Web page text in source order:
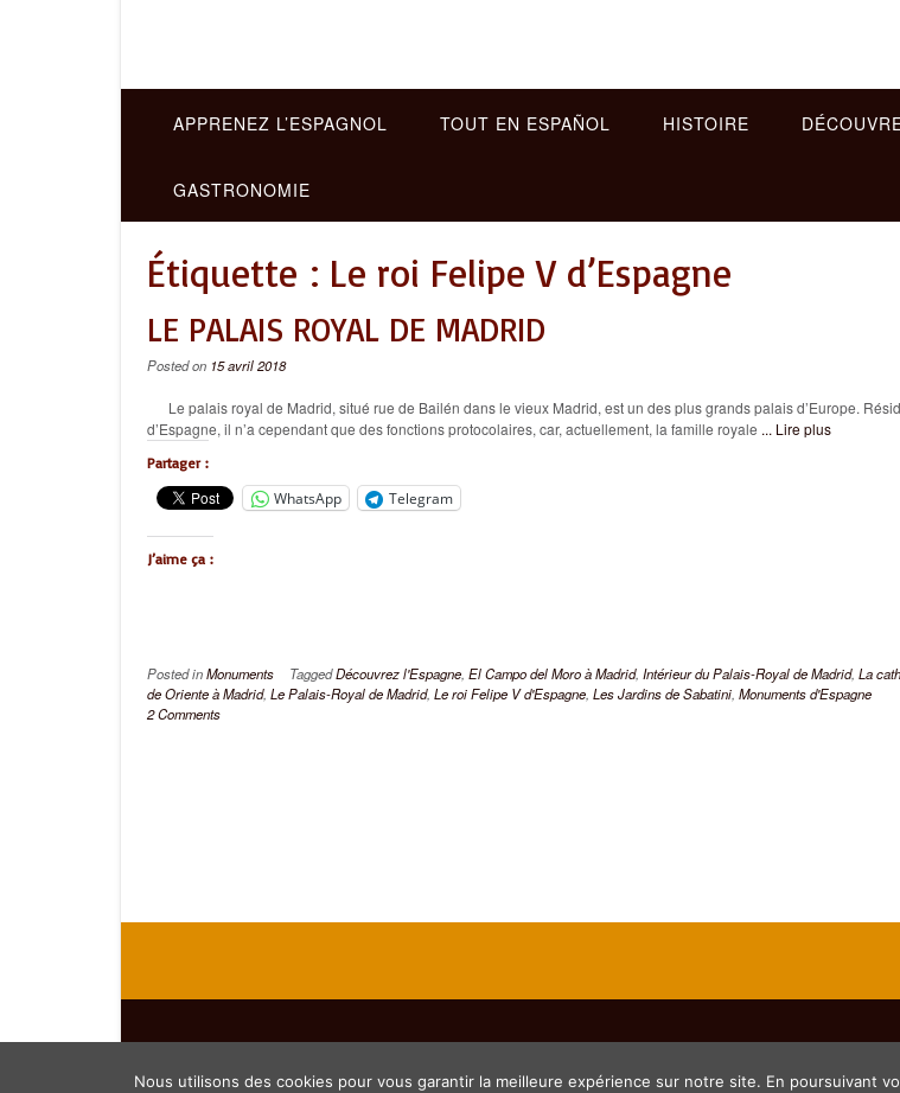
APPRENEZ L’ESPAGNOL TOUT EN ESPAÑOL HISTOIRE
GASTRONOMIE
Étiquette : Le roi Felipe V d’Espagne
LE PALAIS ROYAL DE MADRID
Posted on 15 avril 2018
Le palais royal de Madrid, situé rue de Bailén dans le vieux Madrid, est un des plus grands palais d’Europe.
d’Espagne, il n’a cependant que des fonctions protocolaires, car, actuellement, la famille royale ... Lire plus
Partager :
WhatsApp Telegram
J’aime ça :
Posted inMonuments TaggedDécouvrez l'Espagne, El Campo del Moro à Madrid, Intérieur du Palais-Royal de Madrid, La
de Oriente à Madrid, Le Palais-Royal de Madrid, Le roi Felipe V d'Espagne, Les Jardins de Sabatini, Monuments d'Espagne
2 Comments
Nous utilisons des cookies pour vous garantir la meilleure expérience sur notre site. En poursuivant